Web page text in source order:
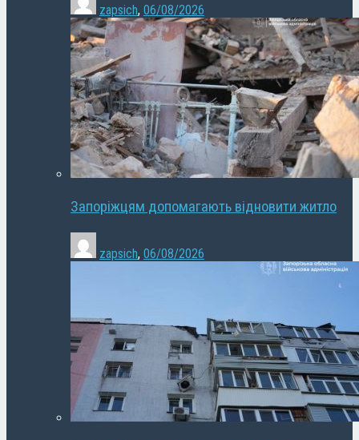
zapsich, 06/08/2026
Запоріжцям допомагають відновити житло
zapsich, 06/08/2026